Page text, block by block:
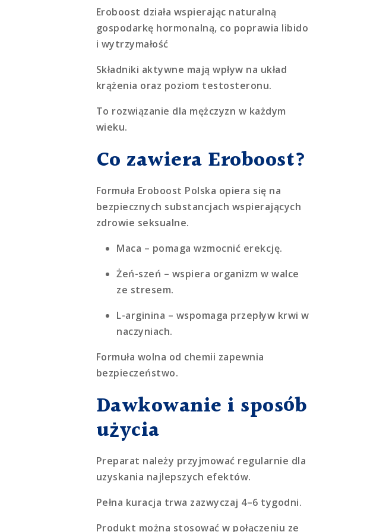
Eroboost działa wspierając naturalną
gospodarkę hormonalną, co poprawia libido
i wytrzymałość
Składniki aktywne mają wpływ na układ
krążenia oraz poziom testosteronu.
To rozwiązanie dla mężczyzn w każdym
wieku.
Co zawiera Eroboost?
Formuła Eroboost Polska opiera się na
bezpiecznych substancjach wspierających
zdrowie seksualne.
Maca – pomaga wzmocnić erekcję.
Żeń-szeń – wspiera organizm w walce
ze stresem.
L-arginina – wspomaga przepływ krwi w
naczyniach.
Formuła wolna od chemii zapewnia
bezpieczeństwo.
Dawkowanie i sposób
użycia
Preparat należy przyjmować regularnie dla
uzyskania najlepszych efektów.
Pełna kuracja trwa zazwyczaj 4–6 tygodni.
Produkt można stosować w połączeniu ze